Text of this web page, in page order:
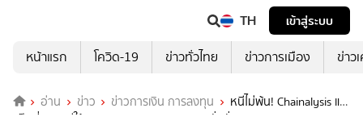
TH
เข้าสู่ระบบ
หน้าแรก
โควิด-19 ข่าวทั่วไทย ข่าวการเมือง ข่าว
อ่าน ข่าว ข่าวการเงิน การลงทุน
หนีไม่พ้น! Chainalysis แฉ
แก๊งเลี่ยงภาษีใช้ Bitcoin Ordinals ซุกความมั่งคั่ง